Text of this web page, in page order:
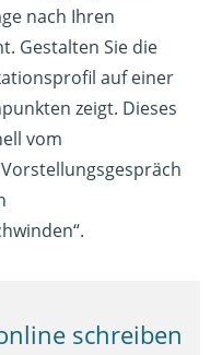
nach Ihren
Gestalten Sie die
auf einer
zeigt. Dieses
vom
schreiben